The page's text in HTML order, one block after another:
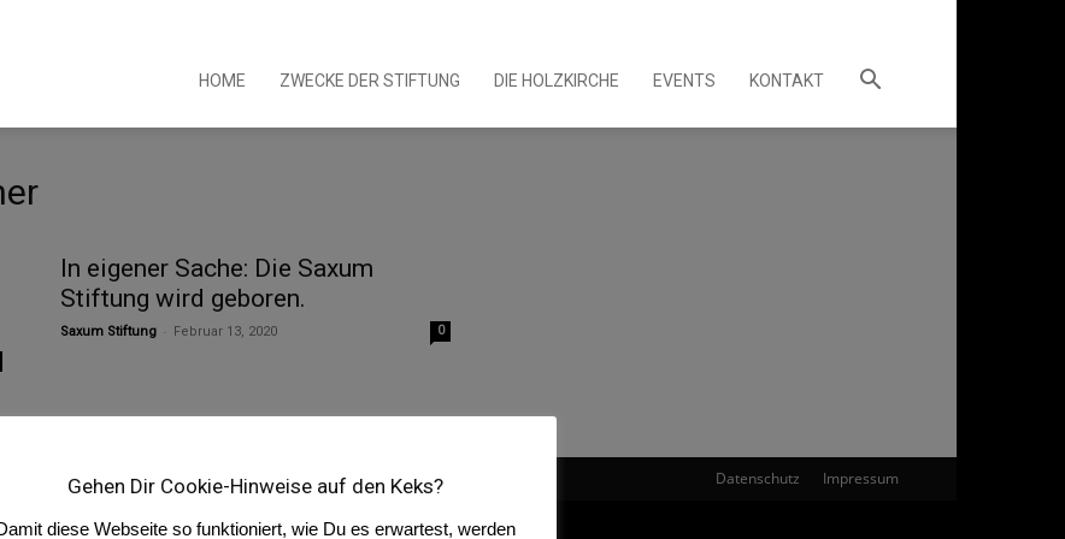
HOME ZWECKE DER STIFTUNG DIE HOLZKIRCHE EVENTS KONTAKT
In eigener Sache: Die Saxum
Stiftung wird geboren.
Saxum Stiftung Februar 13, 2020 0
Datenschutz Impressum
Gehen Dir Cookie-Hinweise auf den Keks?
diese Webseite so funktioniert, wie Du es erwartest, werden